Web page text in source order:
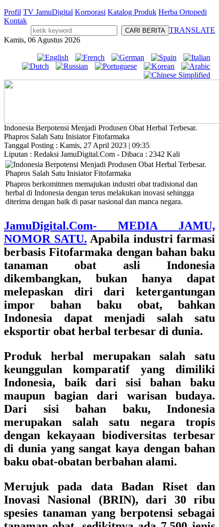
Profil TV JamuDigital Korporasi Katalog Produk Herba Ortopedi
Kontak
TRANSLATE
Kamis, 06 Agustus 2026
Indonesia Berpotensi Menjadi Produsen Obat Herbal Terbesar.
Phapros Salah Satu Inisiator Fitofarmaka
Tanggal Posting : Kamis, 27 April 2023 | 09:35
Liputan : Redaksi JamuDigital.Com - Dibaca : 2342 Kali
Phapros berkomitmen memajukan industri obat tradisional dan
herbal di Indonesia dengan terus melakukan inovasi sehingga
diterima dengan baik di pasar nasional dan manca negara.
JamuDigital.Com- MEDIA JAMU,
NOMOR SATU. Apabila industri farmasi
berbasis Fitofarmaka dengan bahan baku
tanaman obat asli Indonesia
dikembangkan, bukan hanya dapat
melepaskan diri dari ketergantungan
impor bahan baku obat, bahkan
Indonesia dapat menjadi salah satu
eksportir obat herbal terbesar di dunia.
Produk herbal merupakan salah satu
keunggulan komparatif yang dimiliki
Indonesia, baik dari sisi bahan baku
maupun bagian dari warisan budaya.
Dari sisi bahan baku, Indonesia
merupakan salah satu negara tropis
dengan kekayaan biodiversitas terbesar
di dunia yang sangat kaya dengan bahan
baku obat-obatan berbahan alami.
Merujuk pada data Badan Riset dan
Inovasi Nasional (BRIN), dari 30 ribu
spesies tanaman yang berpotensi sebagai